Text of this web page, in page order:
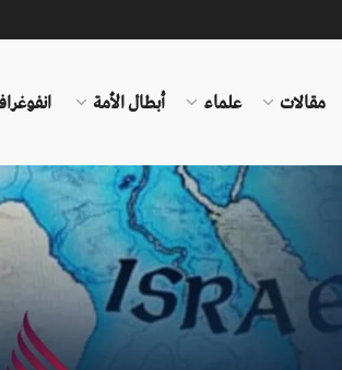
مقالات علماء أبطال الأمة